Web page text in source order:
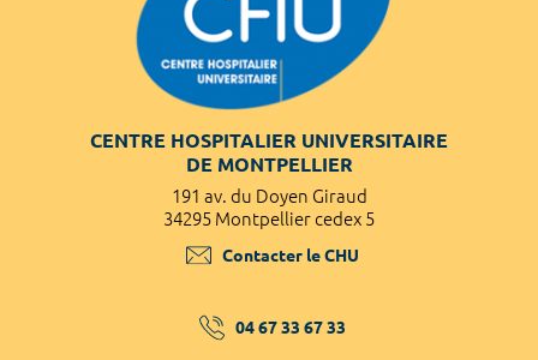
CENTRE HOSPITALIER UNIVERSITAIRE
DE MONTPELLIER
191 av. du Doyen Giraud
34295 Montpellier cedex 5
Contacter le CHU
04 67 33 67 33